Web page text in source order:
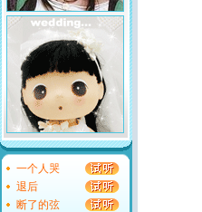
一个人哭
退后
断了的弦